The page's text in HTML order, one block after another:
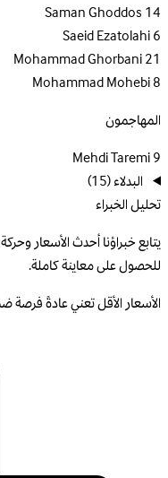
14
Saman Ghoddos
6
Saeid Ezatolahi
21
Mohammad Ghorbani
8
Mohammad Mohebi
المهاجمون
9
Mehdi Taremi
البدلاء(15)
تحليل الخبراء
يتابع خبراؤنا أحدث الأسعار
للحصول على معاينة كاملة.
الأسعار الأقل تعني عادةً فرصة